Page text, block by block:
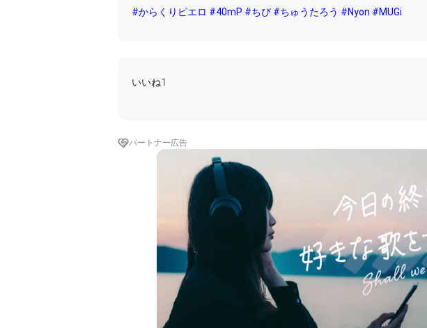
#からくりピエロ #40mP #ちび #ちゅうたろう #Nyon #MUGi
いいね1
パートナー広告